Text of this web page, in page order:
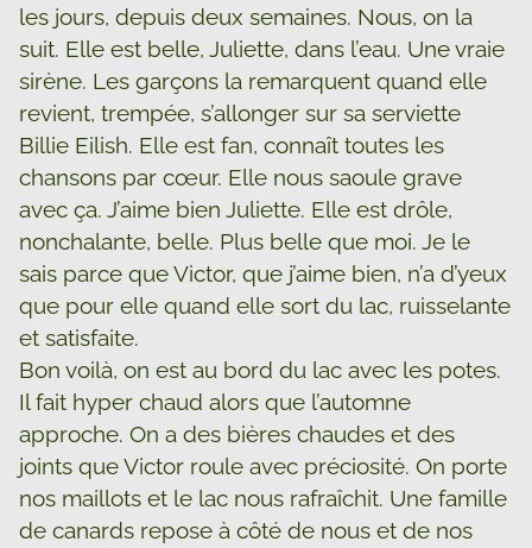
les jours, depuis deux semaines. Nous, on la
suit. Elle est belle, Juliette, dans l’eau. Une vraie
sirène. Les garçons la remarquent quand elle
revient, trempée, s’allonger sur sa serviette
Billie Eilish. Elle est fan, connaît toutes les
chansons par cœur. Elle nous saoule grave
avec ça. J’aime bien Juliette. Elle est drôle,
nonchalante, belle. Plus belle que moi. Je le
sais parce que Victor, que j’aime bien, n’a d’yeux
que pour elle quand elle sort du lac, ruisselante
et satisfaite.
Bon voilà, on est au bord du lac avec les potes.
Il fait hyper chaud alors que l’automne
approche. On a des bières chaudes et des
joints que Victor roule avec préciosité. On porte
nos maillots et le lac nous rafraîchit. Une famille
de canards repose à côté de nous et de nos